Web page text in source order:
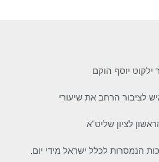
ילקוט יוסף הוקם
לציבור הרחב את שיעורי
לציון שליט"א
הנמסרות לכלל ישראל מידי יום.